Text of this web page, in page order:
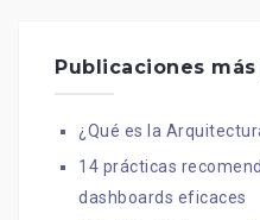
Publicaciones
¿Qué es la
14 prácticas
dashboards eficaces